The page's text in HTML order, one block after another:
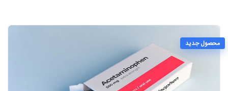
محصول جدید